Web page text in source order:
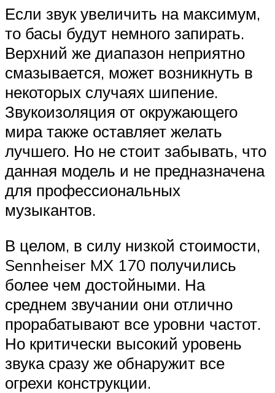
Если звук увеличить на максимум,
то басы будут немного запирать.
Верхний же диапазон неприятно
смазывается, может возникнуть в
некоторых случаях шипение.
Звукоизоляция от окружающего
мира также оставляет желать
лучшего. Но не стоит забывать, что
данная модель и не предназначена
для профессиональных
музыкантов.
В целом, в силу низкой стоимости,
Sennheiser MX 170 получились
более чем достойными. На
среднем звучании они отлично
прорабатывают все уровни частот.
Но критически высокий уровень
звука сразу же обнаружит все
огрехи конструкции.